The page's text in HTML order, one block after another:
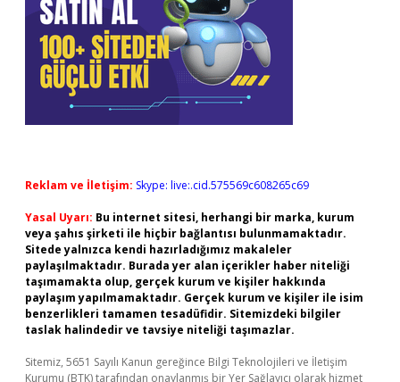
Reklam ve İletişim: Skype: live:.cid.575569c608265c69
Yasal Uyarı: Bu internet sitesi, herhangi bir marka, kurum
veya şahıs şirketi ile hiçbir bağlantısı bulunmamaktadır.
Sitede yalnızca kendi hazırladığımız makaleler
paylaşılmaktadır. Burada yer alan içerikler haber niteliği
taşımamakta olup, gerçek kurum ve kişiler hakkında
paylaşım yapılmamaktadır. Gerçek kurum ve kişiler ile isim
benzerlikleri tamamen tesadüfidir. Sitemizdeki bilgiler
taslak halindedir ve tavsiye niteliği taşımazlar.
Sitemiz, 5651 Sayılı Kanun gereğince Bilgi Teknolojileri ve İletişim
Kurumu (BTK) tarafından onaylanmış bir Yer Sağlayıcı olarak hizmet